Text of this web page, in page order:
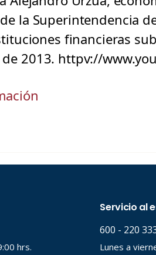
la Superintendencia
financieras
2013. httpv://